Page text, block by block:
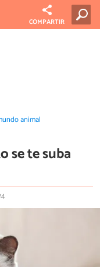
COMPARTIR
animal
se te suba